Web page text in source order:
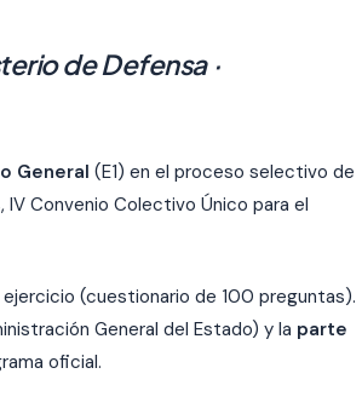
de Defensa ·
General (E1) en el proceso selectivo de
IV Convenio Colectivo Único para el
(cuestionario de 100 preguntas).
General del Estado) y la parte
oficial.